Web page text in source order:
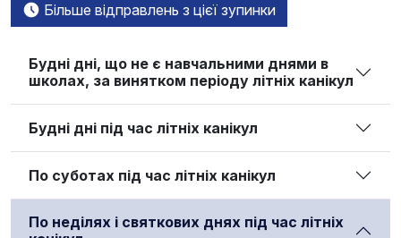
Більше відправлень з цієї зупинки
Будні дні, що не є навчальними днями в
школах, за винятком періоду літніх канікул
Будні дні під час літніх канікул
По суботах під час літніх канікул
По неділях і святкових днях під час літніх